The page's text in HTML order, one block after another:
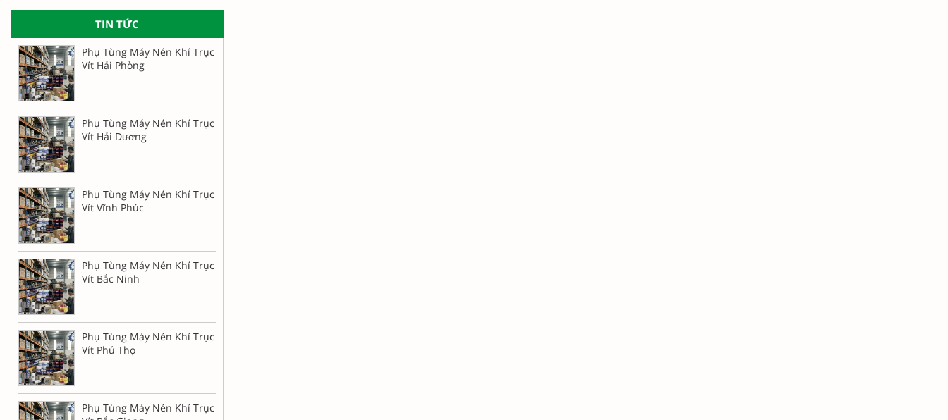
TIN TỨC
Phụ Tùng Máy Nén Khí Trục
Vít Hải Phòng
Phụ Tùng Máy Nén Khí Trục
Vít Hải Dương
Phụ Tùng Máy Nén Khí Trục
Vít Vĩnh Phúc
Phụ Tùng Máy Nén Khí Trục
Vít Bắc Ninh
Phụ Tùng Máy Nén Khí Trục
Vít Phú Thọ
Phụ Tùng Máy Nén Khí Trục